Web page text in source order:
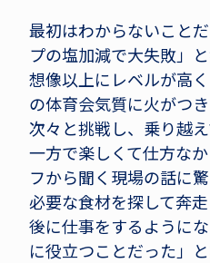
最初はわからないこと
プの塩加減で大失敗」
想像以上にレベルが高
の体育会気質に火がつ
次々と挑戦し、乗り越
一方で楽しくて仕方な
フから聞く現場の話に
必要な食材を探して奔
後に仕事をするように
に役立つことだった」